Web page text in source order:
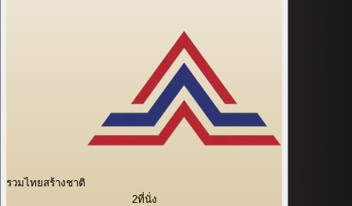
รวมไทยสร้างชาติ
2ที่นั่ง